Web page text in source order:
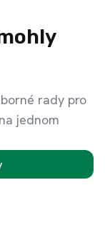
rady pro
jednom